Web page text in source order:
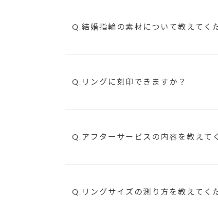
Q.結婚指輪の素材について教えてく
Q.リングに刻印できますか？
Q.アフターサービスの内容を教えて
Q.リングサイズの測り方を教えてく